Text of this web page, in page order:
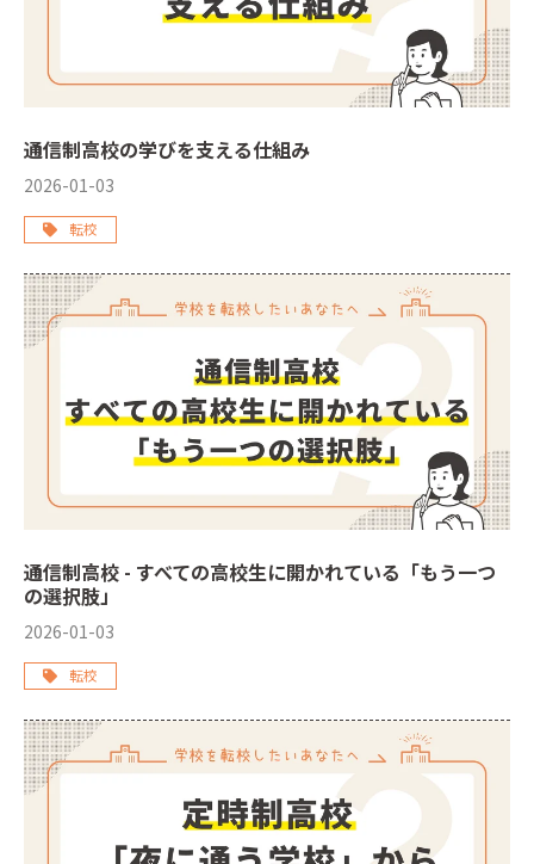
通信制高校の学びを支える仕組み
2026-01-03
転校
通信制高校 - すべての高校生に開かれている「もう一つ
の選択肢」
2026-01-03
転校